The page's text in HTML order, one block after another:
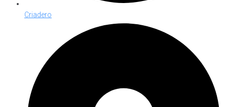
Criadero